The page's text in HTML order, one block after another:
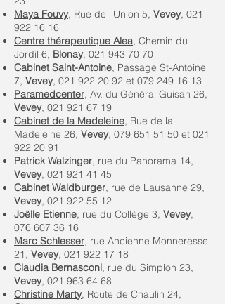
Maya Fouvy, Rue de l'Union 5, Vevey, 021
922 16 16
Centre thérapeutique Alea, Chemin du
Jordil 6, Blonay, 021 943 70 70
Cabinet Saint-Antoine, Passage St-Antoine
7, Vevey, 021 922 20 92 et 079 249 16 13
Paramedcenter, Av. du Général Guisan 26,
Vevey, 021 921 67 19
Cabinet de la Madeleine, Rue de la
Madeleine 26, Vevey, 079 651 51 50 et 021
922 20 91
Patrick Walzinger, rue du Panorama 14,
Vevey, 021 921 41 45
Cabinet Waldburger, rue de Lausanne 29,
Vevey, 021 922 55 12
Joëlle Etienne, rue du Collège 3, Vevey,
076 607 36 16
Marc Schlesser, rue Ancienne Monneresse
21, Vevey, 021 922 17 18
Claudia Bernasconi, rue du Simplon 23,
Vevey, 021 963 64 68
Christine Marty, Route de Chaulin 24,